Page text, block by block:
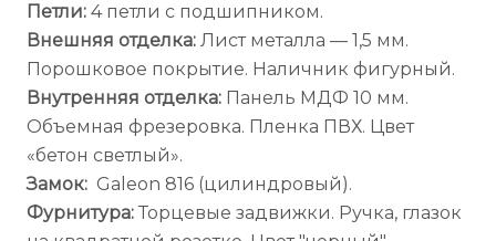
Петли: 4 петли с подшипником.
Внешняя отделка: Лист металла — 1,5 мм.
Порошковое покрытие. Наличник фигурный.
Внутренняя отделка: Панель МДФ 10 мм.
Объемная фрезеровка. Пленка ПВХ. Цвет
«бетон светлый».
Замок: Galeon 816 (цилиндровый).
Фурнитура: Торцевые задвижки. Ручка, глазок